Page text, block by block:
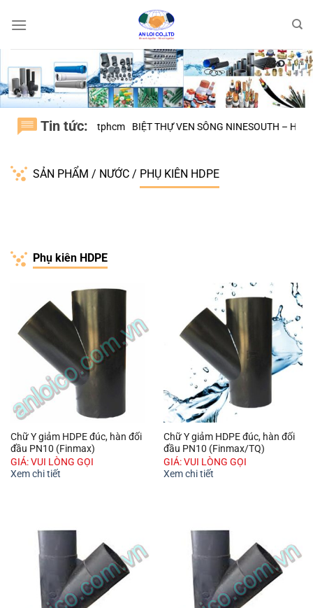
qua
Tin tức:
CHÁNH tphcm BIỆT THỰ VEN SÔNG NINESOUTH – H.NHÀ BÈ
SẢN PHẨM / NƯỚC / PHỤ KIÊN HDPE
Phụ kiên HDPE
Chữ Y giảm HDPE đúc, hàn đối
đầu PN10 (Finmax)
GIÁ: VUI LÒNG GỌI
Xem chi tiết
Chữ Y giảm HDPE đúc, hàn đối
đầu PN10 (Finmax/TQ)
GIÁ: VUI LÒNG GỌI
Xem chi tiết